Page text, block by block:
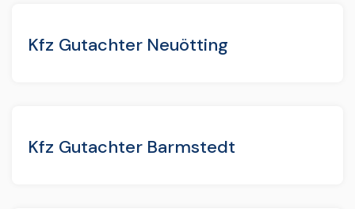
Kfz Gutachter Neuötting
Kfz Gutachter Barmstedt